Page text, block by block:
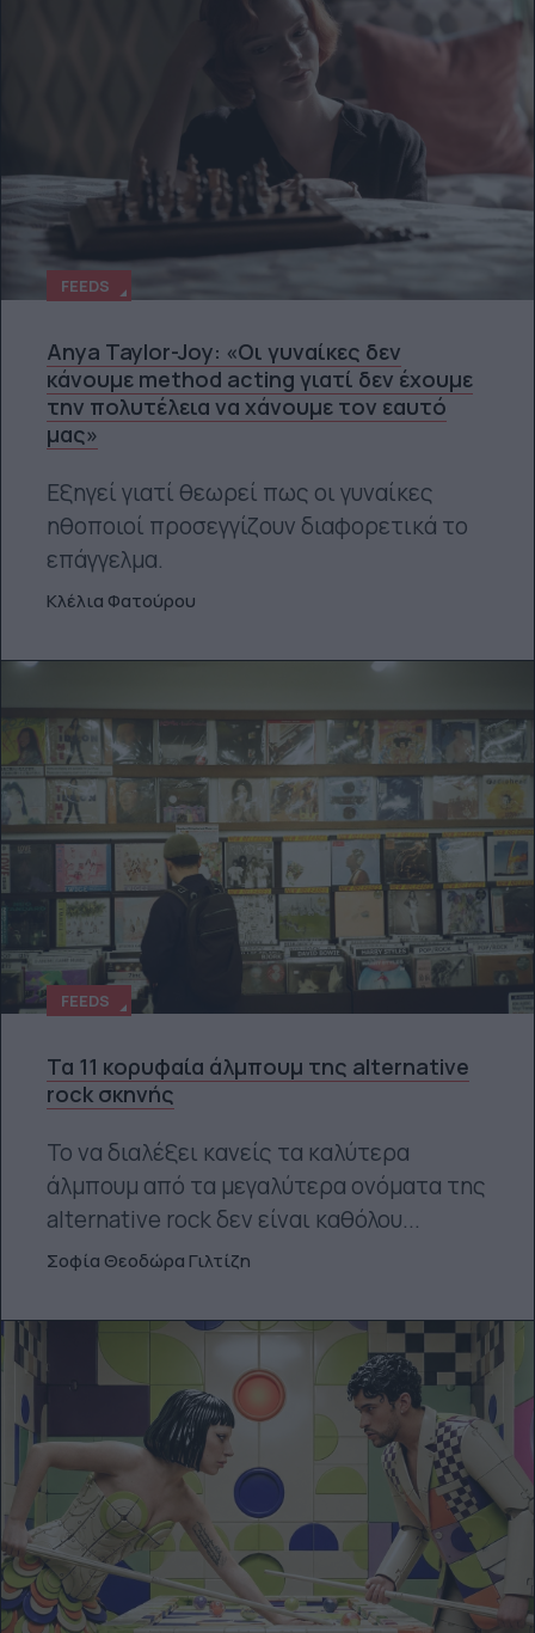
FEEDS
Anya Taylor-Joy: «Οι γυναίκες δεν
κάνουμε method acting γιατί δεν έχουμε
την πολυτέλεια να χάνουμε τον εαυτό
μας»
Εξηγεί γιατί θεωρεί πως οι γυναίκες
ηθοποιοί προσεγγίζουν διαφορετικά το
επάγγελμα.
Κλέλια Φατούρου
FEEDS
Τα 11 κορυφαία άλμπουμ της alternative
rock σκηνής
Το να διαλέξει κανείς τα καλύτερα
άλμπουμ από τα μεγαλύτερα ονόματα της
alternative rock δεν είναι καθόλου...
Σοφία Θεοδώρα Γιλτίζη